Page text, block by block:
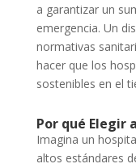
a garantizar un
emergencia. Un
normativas
hacer que los
sostenibles en el
Por qué Elegir
Imagina un
altos estándares